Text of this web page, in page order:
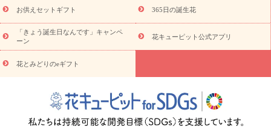
ド
お花の種類 トルコキキョウ
お祝い お祝い・3000円～ お祝い・4000円～
お祝い・
5000円～
お祝い・7000円～ お祝い・ 10000円～
お供え・お
悔やみ
円～
お供え・お悔やみ・
読み物
いのマナー
定年退職祝いのマナー
お祝いを贈るときのマナー・
花キューピットのお祝いコラム一覧
誕生日のお花を「色
彩心理学」で選ぶ方法
結婚祝いの予算相場
出産祝いお役立ち情
お供えセットギフト 365日の誕生花
「きょう誕生日なんです」キャンペ
ーン
花キューピット公式アプリ
花とみどりのeギフト